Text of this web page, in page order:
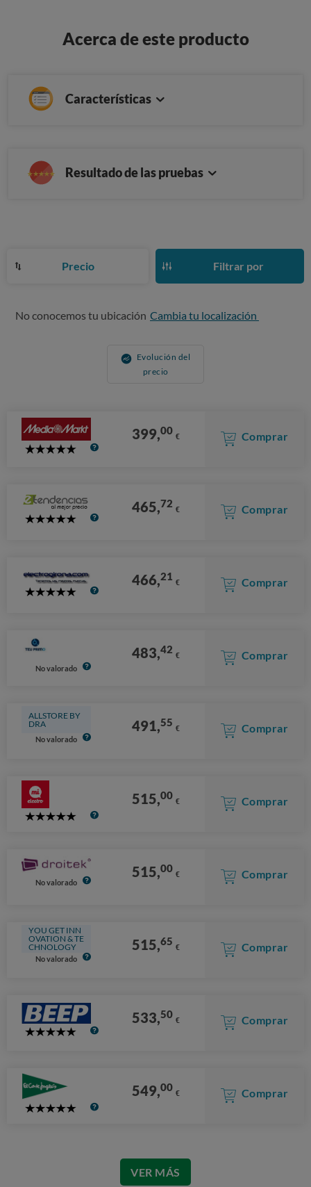
Acerca de este producto
Características
Resultado de las pruebas
Precio Filtrar por
No conocemos tu ubicación Cambia tu localización
Evolución del
precio
5
399,00 € Comprar
5
465,72 € Comprar
5
466,21 € Comprar
No valorado
483,42 € Comprar
ALLSTORE BY
DRA
No valorado
491,55 € Comprar
No valorado
515,00 € Comprar
5
515,00 € Comprar
YOU GET INN
OVATION & TE
CHNOLOGY
No valorado
515,65 € Comprar
5
533,50 € Comprar
5
549,00 € Comprar
VER MÁS